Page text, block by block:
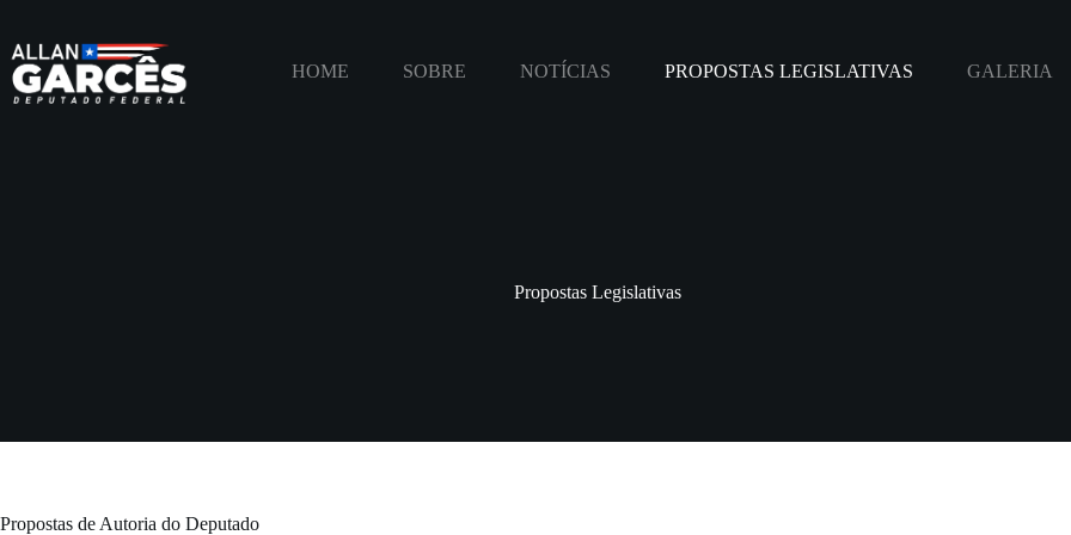
HOME SOBRE NOTÍCIAS PROPOSTAS LEGISLATIVAS GALERIA
Propostas Legislativas
Propostas de Autoria do Deputado